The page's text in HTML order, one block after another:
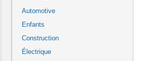
Automotive
Enfants
Construction
Électrique